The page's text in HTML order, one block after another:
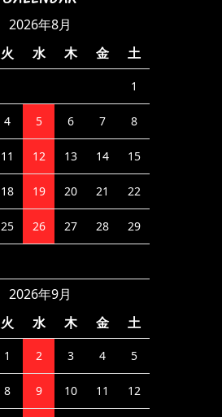
2026年8月
火 水 木 金 土
1
4 5 6 7 8
11 12 13 14 15
18 19 20 21 22
25 26 27 28 29
2026年9月
火 水 木 金 土
1 2 3 4 5
8 9 10 11 12